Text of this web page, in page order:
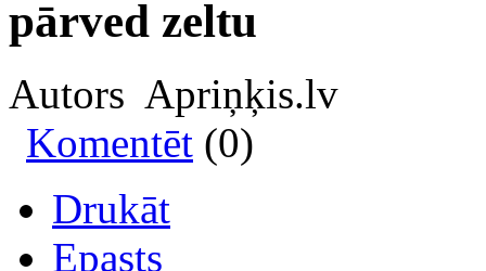
pārved zeltu
Autors Apriņķis.lv
Komentēt (0)
Drukāt
Epasts